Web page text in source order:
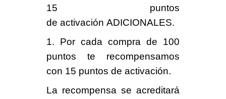
15 puntos
de activación ADICIONALES.
1. Por cada compra de 100
puntos te recompensamos
con 15 puntos de activación.
La recompensa se acreditará